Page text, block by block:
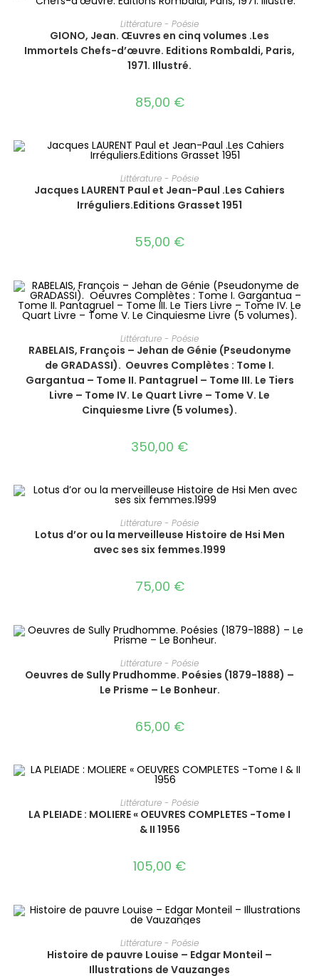
AJOUTER AU PANIER
Littérature - Poésie
GIONO, Jean. Œuvres en cinq volumes .Les
Immortels Chefs-d’œuvre. Editions Rombaldi, Paris,
1971. Illustré.
85,00 €
AJOUTER AU PANIER
Littérature - Poésie
Jacques LAURENT Paul et Jean-Paul .Les Cahiers
Irréguliers.Editions Grasset 1951
55,00 €
AJOUTER AU PANIER
Littérature - Poésie
RABELAIS, François – Jehan de Génie (Pseudonyme
de GRADASSI). ‎ ‎Oeuvres Complètes : Tome I.
Gargantua – Tome II. Pantagruel – Tome III. Le Tiers
Livre – Tome IV. Le Quart Livre – Tome V. Le
Cinquiesme Livre (5 volumes).‎
350,00 €
AJOUTER AU PANIER
Littérature - Poésie
Lotus d’or ou la merveilleuse Histoire de Hsi Men
avec ses six femmes‎.1999
75,00 €
AJOUTER AU PANIER
Littérature - Poésie
Oeuvres de Sully Prudhomme. Poésies (1879-1888) –
Le Prisme – Le Bonheur.
65,00 €
AJOUTER AU PANIER
Littérature - Poésie
LA PLEIADE : MOLIERE « OEUVRES COMPLETES -Tome I
& II 1956
105,00 €
AJOUTER AU PANIER
Littérature - Poésie
Histoire de pauvre Louise – Edgar Monteil –
Illustrations de Vauzanges